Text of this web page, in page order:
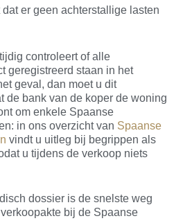
er geen achterstallige lasten
controleert of alle
geregistreerd staan in het
geval, dan moet u dit
de bank van de koper de woning
om enkele Spaanse
in ons overzicht van Spaanse
vindt u uitleg bij begrippen als
u tijdens de verkoop niets
dossier is de snelste weg
bij de Spaanse